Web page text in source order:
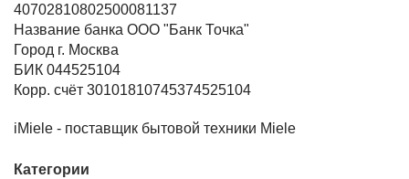
40702810802500081137
Название банка ООО "Банк Точка"
Город г. Москва
БИК 044525104
Корр. счёт 30101810745374525104
iMiele - поставщик бытовой техники Miele
Категории